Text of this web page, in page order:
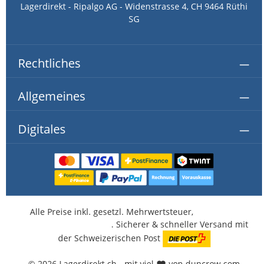
Lagerdirekt - Ripalgo AG - Widenstrasse 4, CH 9464 Rüthi
SG
Rechtliches
Allgemeines
Digitales
Alle Preise inkl. gesetzl. Mehrwertsteuer,
. Sicherer & schneller Versand mit
der Schweizerischen Post